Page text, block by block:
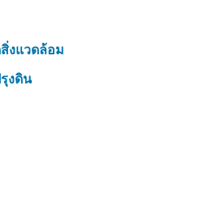
งแวดล้อม
งดิน